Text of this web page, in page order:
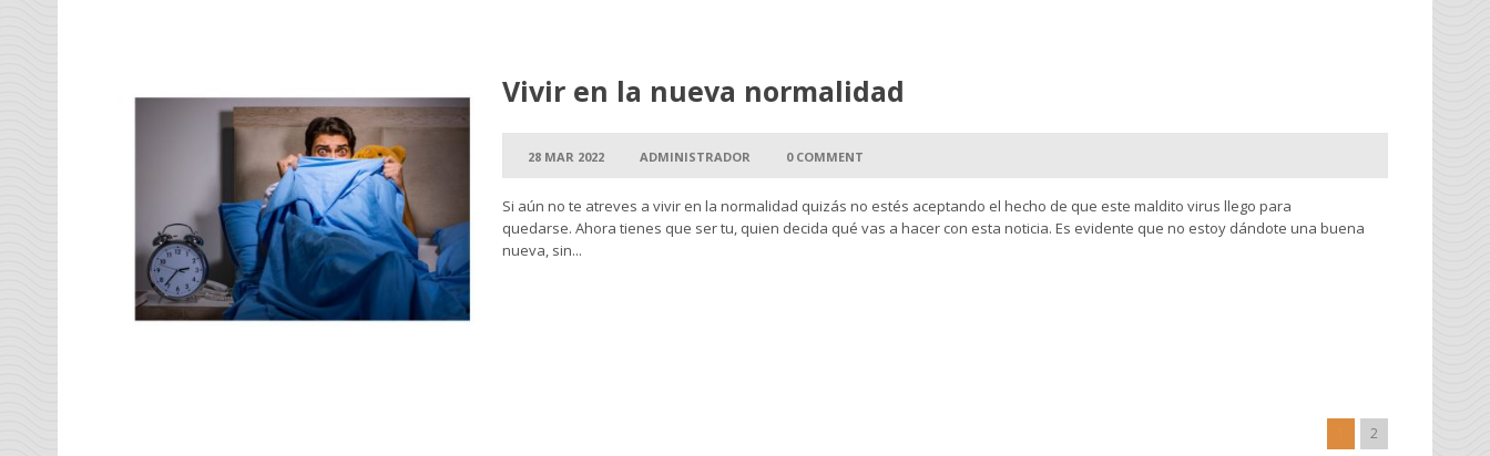
Vivir en la nueva normalidad
28 MAR 2022 ADMINISTRADOR 0 COMMENT
Si aún no te atreves a vivir en la normalidad quizás no estés aceptando el hecho de que este maldito virus llego para
quedarse. Ahora tienes que ser tu, quien decida qué vas a hacer con esta noticia. Es evidente que no estoy dándote una buena
nueva, sin...
2